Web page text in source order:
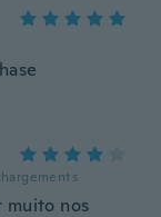
muito nos